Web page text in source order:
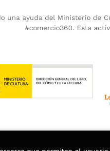
una ayuda del Ministerio de
#comercio360. Esta